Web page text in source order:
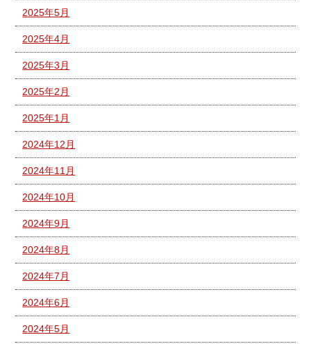
2025年5月
2025年4月
2025年3月
2025年2月
2025年1月
2024年12月
2024年11月
2024年10月
2024年9月
2024年8月
2024年7月
2024年6月
2024年5月